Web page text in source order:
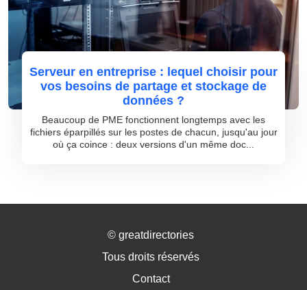
Serveur en entreprise : lequel choisir pour
vos besoins de partage et stockage de
données ?
Beaucoup de PME fonctionnent longtemps avec les
fichiers éparpillés sur les postes de chacun, jusqu'au jour
où ça coince : deux versions d'un même doc...
© greatdirectories
Tous droits réservés
Contact